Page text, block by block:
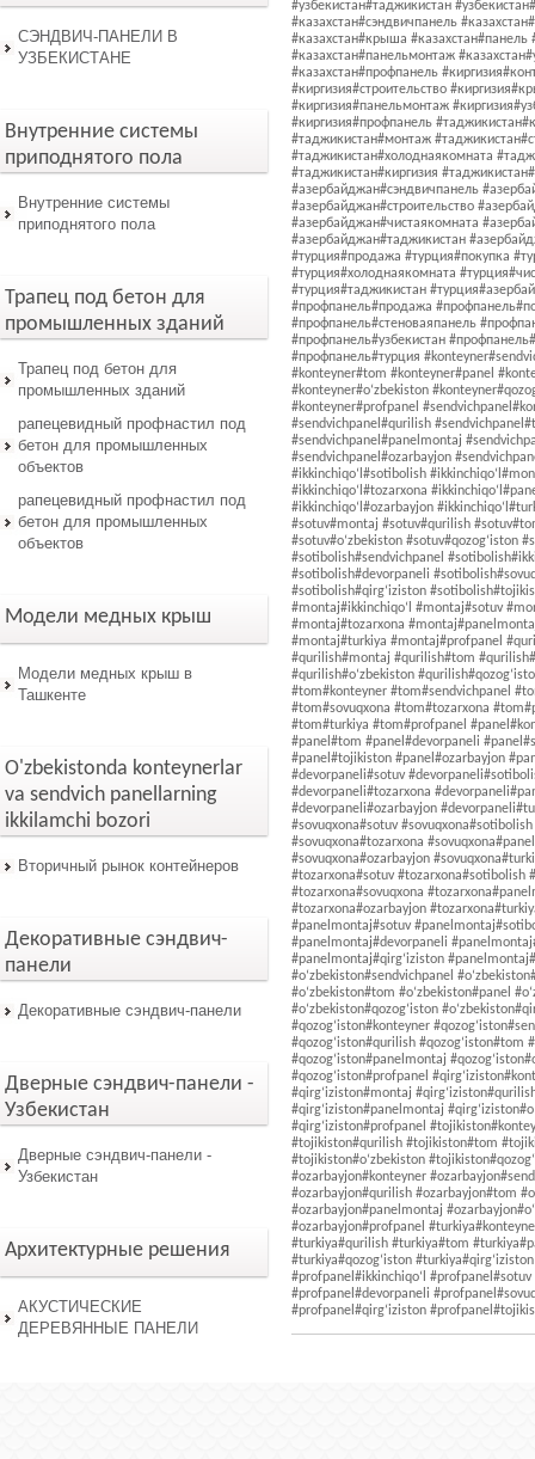
СЭНДВИЧ-ПАНЕЛИ В
УЗБЕКИСТАНЕ
Внутренние системы
приподнятого пола
Внутренние системы
приподнятого пола
Трапец под бетон для
промышленных зданий
Трапец под бетон для
промышленных зданий
рапецевидный профнастил под
бетон для промышленных
объектов
рапецевидный профнастил под
бетон для промышленных
объектов
Модели медных крыш
Модели медных крыш в
Ташкенте
O'zbekistonda konteynerlar
va sendvich panellarning
ikkilamchi bozori
Вторичный рынок контейнеров
Декоративные сэндвич-
панели
Декоративные сэндвич-панели
Дверные сэндвич-панели -
Узбекистан
Дверные сэндвич-панели -
Узбекистан
Архитектурные решения
АКУСТИЧЕСКИЕ
ДЕРЕВЯННЫЕ ПАНЕЛИ